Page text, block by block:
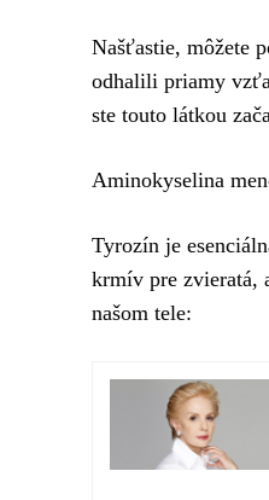
Našťastie, môžete
odhalili priamy
ste touto látkou
Aminokyselina
Tyrozín je
krmív pre zvieratá,
našom tele: